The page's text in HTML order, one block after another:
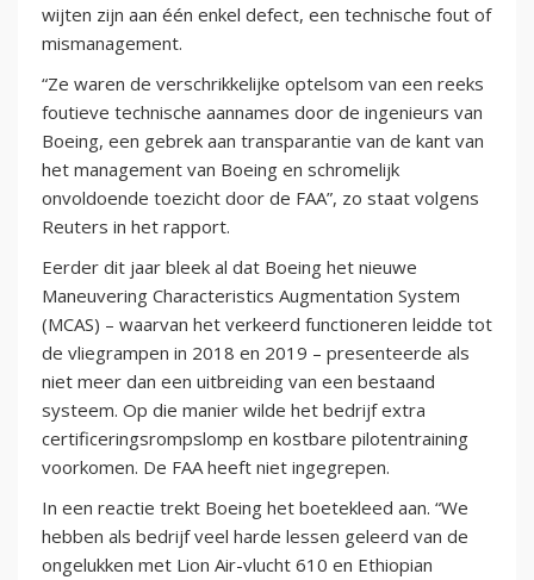
wijten zijn aan één enkel defect, een technische fout of
mismanagement.
“Ze waren de verschrikkelijke optelsom van een reeks
foutieve technische aannames door de ingenieurs van
Boeing, een gebrek aan transparantie van de kant van
het management van Boeing en schromelijk
onvoldoende toezicht door de FAA”, zo staat volgens
Reuters in het rapport.
Eerder dit jaar bleek al dat Boeing het nieuwe
Maneuvering Characteristics Augmentation System
(MCAS) – waarvan het verkeerd functioneren leidde tot
de vliegrampen in 2018 en 2019 – presenteerde als
niet meer dan een uitbreiding van een bestaand
systeem. Op die manier wilde het bedrijf extra
certificeringsrompslomp en kostbare pilotentraining
voorkomen. De FAA heeft niet ingegrepen.
In een reactie trekt Boeing het boetekleed aan. “We
hebben als bedrijf veel harde lessen geleerd van de
ongelukken met Lion Air-vlucht 610 en Ethiopian